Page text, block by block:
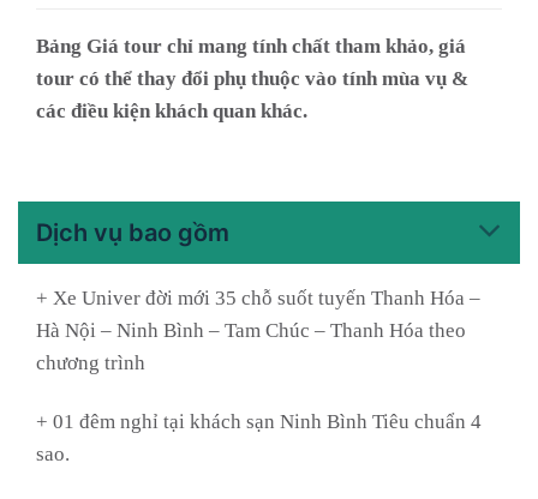
Bảng Giá tour chỉ mang tính chất tham khảo, giá
tour có thể thay đổi phụ thuộc vào tính mùa vụ &
các điều kiện khách quan khác.
Dịch vụ bao gồm
+ Xe Univer đời mới 35 chỗ suốt tuyến Thanh Hóa –
Hà Nội – Ninh Bình – Tam Chúc – Thanh Hóa theo
chương trình
+ 01 đêm nghỉ tại khách sạn Ninh Bình Tiêu chuẩn 4
sao.